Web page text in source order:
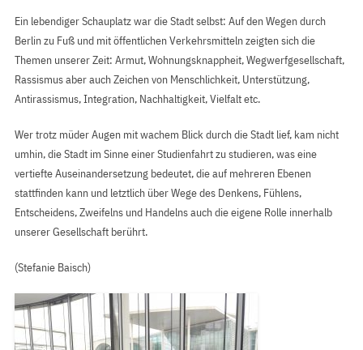
Ein lebendiger Schauplatz war die Stadt selbst: Auf den Wegen durch
Berlin zu Fuß und mit öffentlichen Verkehrsmitteln zeigten sich die
Themen unserer Zeit: Armut, Wohnungsknappheit, Wegwerfgesellschaft,
Rassismus aber auch Zeichen von Menschlichkeit, Unterstützung,
Antirassismus, Integration, Nachhaltigkeit, Vielfalt etc.
Wer trotz müder Augen mit wachem Blick durch die Stadt lief, kam nicht
umhin, die Stadt im Sinne einer Studienfahrt zu studieren, was eine
vertiefte Auseinandersetzung bedeutet, die auf mehreren Ebenen
stattfinden kann und letztlich über Wege des Denkens, Fühlens,
Entscheidens, Zweifelns und Handelns auch die eigene Rolle innerhalb
unserer Gesellschaft berührt.
(Stefanie Baisch)